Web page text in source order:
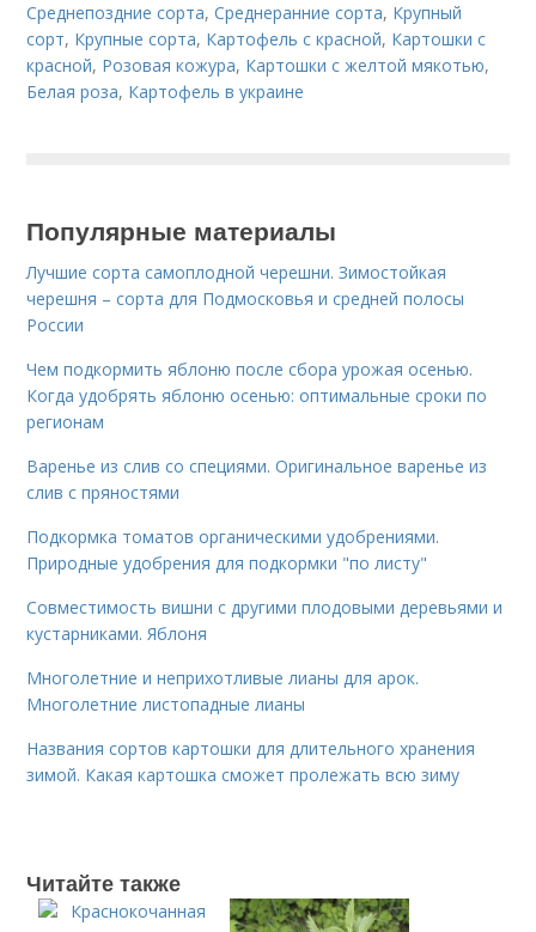
Среднепоздние сорта,Среднеранние сорта, Крупный
сорт, Крупные сорта, Картофель с красной, Картошки с
красной, Розовая кожура, Картошки с желтой мякотью,
Белая роза, Картофель в украине
Популярные материалы
Лучшие сорта самоплодной черешни. Зимостойкая
черешня – сорта для Подмосковья и средней полосы
России
Чем подкормить яблоню после сбора урожая осенью.
Когда удобрять яблоню осенью: оптимальные сроки по
регионам
Варенье из слив со специями. Оригинальное варенье из
слив с пряностями
Подкормка томатов органическими удобрениями.
Природные удобрения для подкормки "по листу"
Совместимость вишни с другими плодовыми деревьями и
кустарниками. Яблоня
Многолетние и неприхотливые лианы для арок.
Многолетние листопадные лианы
Названия сортов картошки для длительного хранения
зимой. Какая картошка сможет пролежать всю зиму
Читайте также